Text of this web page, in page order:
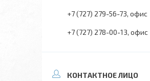
+7 (727) 279-56-73 офис
+7 (727) 278-00-13 офис